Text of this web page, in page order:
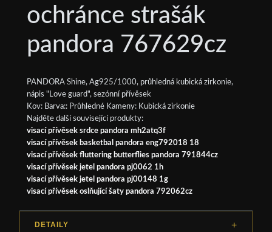
ochránce strašák
pandora 767629cz
PANDORA Shine, Ag925/1000, průhledná kubická zirkonie,
nápis "Love guard", sezónní přívěsek
Kov: Barva:: Průhledné Kameny: Kubická zirkonie
Najděte další související produkty:
visací přívěsek srdce pandora mh2atq3f
visací přívěsek basketbal pandora eng792018 18
visací přívěsek fluttering butterflies pandora 791844cz
visací přívěsek jetel pandora pj0062 1h
visací přívěsek jetel pandora pj00148 1g
visací přívěsek oslňující šaty pandora 792062cz
DETAILY